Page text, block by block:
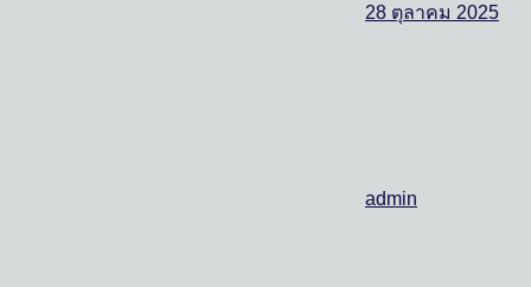
28 ตุลาคม 2025
admin